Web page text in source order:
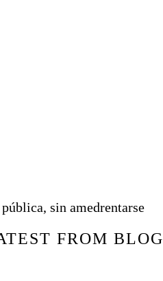
sin amedrentarse
FROM BLOG